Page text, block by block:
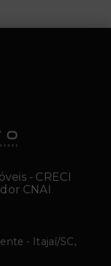
- CRECI
CNAI
- Itajaí/SC,